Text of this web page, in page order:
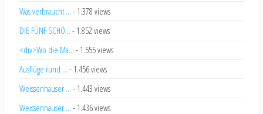
Was verbraucht ... - 1.378 views
DIE FÜNF SCHÖ... - 1.852 views
<div>Wo die Mä... - 1.555 views
Ausflüge rund ... - 1.456 views
Weissenhäuser ... - 1.443 views
Weissenhäuser ... - 1.436 views